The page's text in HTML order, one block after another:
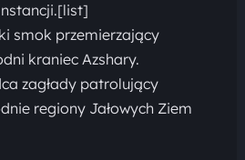
smok przemierzający
kraniec Azshary.
zagłady patrolujący
regiony Jałowych Ziem